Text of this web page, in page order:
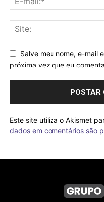
Salve meu nome, e-mail
próxima vez que eu
Este site utiliza o Akismet
dados em comentários são